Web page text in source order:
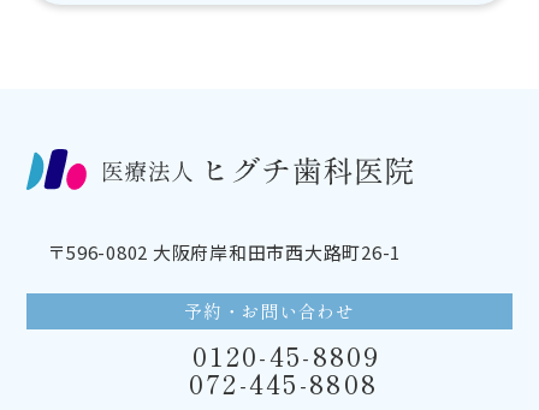
〒596-0802 大阪府岸和田市西大路町26-1
予約・お問い合わせ
0120-45-8809
072-445-8808